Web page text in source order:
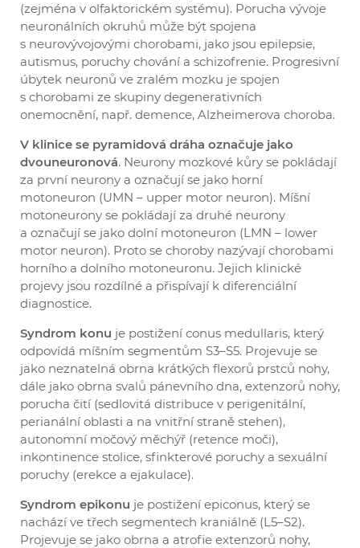
(zejména v olfaktorickém systému). Porucha vývoje
neuronálních okruhů může být spojena
s neurovývojovými chorobami, jako jsou epilepsie,
autismus, poruchy chování a schizofrenie. Progresivní
úbytek neuronů ve zralém mozku je spojen
s chorobami ze skupiny degenerativních
onemocnění, např. demence, Alzheimerova choroba.
V klinice se pyramidová dráha označuje jako
dvouneuronová. Neurony mozkové kůry se pokládají
za první neurony a označují se jako horní
motoneuron (UMN – upper motor neuron). Míšní
motoneurony se pokládají za druhé neurony
a označují se jako dolní motoneuron (LMN – lower
motor neuron). Proto se choroby nazývají chorobami
horního a dolního motoneuronu. Jejich klinické
projevy jsou rozdílné a přispívají k diferenciální
diagnostice.
Syndrom konu je postižení conus medullaris, který
odpovídá míšním segmentům S3–S5. Projevuje se
jako neznatelná obrna krátkých flexorů prstců nohy,
dále jako obrna svalů pánevního dna, extenzorů nohy,
porucha čití (sedlovitá distribuce v perigenitální,
perianální oblasti a na vnitřní straně stehen),
autonomní močový měchýř (retence moči),
inkontinence stolice, sfinkterové poruchy a sexuální
poruchy (erekce a ejakulace).
Syndrom epikonu je postižení epiconus, který se
nachází ve třech segmentech kraniálně (L5–S2).
Projevuje se jako obrna a atrofie extenzorů nohy,